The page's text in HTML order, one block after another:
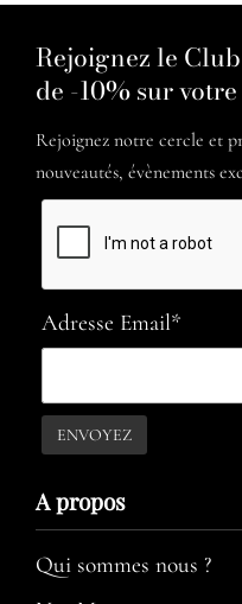
Rejoignez le
de -10% sur
Rejoignez notre cercle et
nouveautés, évènements
Adresse Email*
A propos​
Qui sommes nous ?